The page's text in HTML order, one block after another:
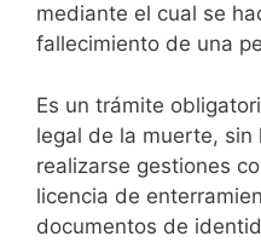
mediante el cual se
fallecimiento de una
Es un trámite
legal de la muerte, sin
realizarse gestiones
licencia de
documentos de